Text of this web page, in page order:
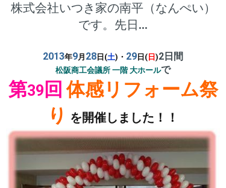
株式会社いつき家の南平（なんぺい）
です。先日…
2013年9月 28 日(土) ・ 29 日( 日 )2日間
松阪商工会議所 一階 大ホールで
第39 回 体感リフォーム祭
り
を開催しました！！